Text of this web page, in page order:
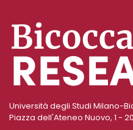
Università degli Studi Milano-
Piazza dell'Ateneo Nuovo, 1 -